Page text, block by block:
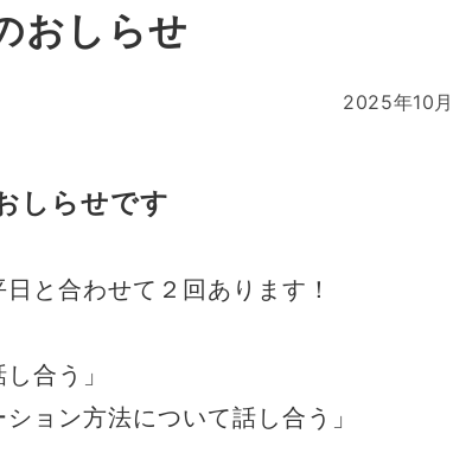
おしらせ
2025年10
しらせです
と合わせて２回あります！
合う」
ョン方法について話し合う」